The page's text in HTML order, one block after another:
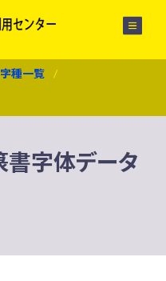
種一覧
書字体データ